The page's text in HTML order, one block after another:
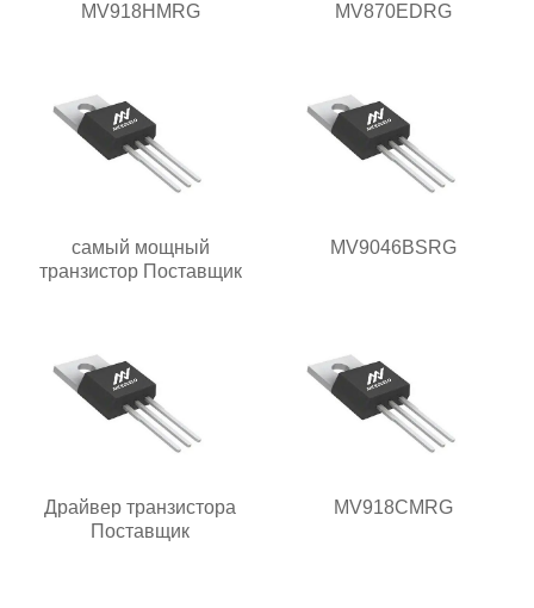
MV918HMRG MV870EDRG
самый мощный
транзистор Поставщик
MV9046BSRG
Драйвер транзистора
Поставщик
MV918CMRG